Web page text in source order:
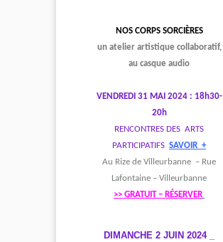
NOS CORPS SORCIÈRES
un atelier artistique collaboratif,
au casque audio
VENDREDI 31 MAI 2024 : 18h30-
20h
RENCONTRES DES ARTS
PARTICIPATIFS SAVOIR +
Au Rize de Villeurbanne – Rue
Lafontaine – Villeurbanne
>> GRATUIT – RÉSERVER
DIMANCHE 2 JUIN 2024 _